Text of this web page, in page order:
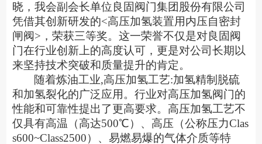
晓，我会副会长单位良固阀门集团股份有限公司
凭借其创新研发的<高压加氢装置用内压自密封
闸阀>，荣获三等奖。这一荣誉不仅是对良固阀
门在行业创新上的高度认可，更是对公司长期以
来坚持技术突破和质量提升的肯定。
随着炼油工业,高压加氢工艺:加氢精制脱硫
和加氢裂化的广泛应用。行业对高压加氢阀门的
性能和可靠性提出了更高要求。高压加氢工艺不
仅具有高温（高达500℃）、高压（公称压力Clas
s600~Class2500）、易燃易爆的气体介质等特